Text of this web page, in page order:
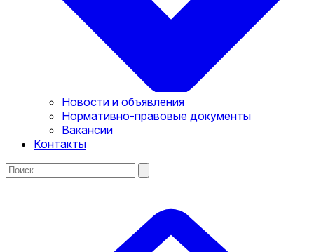
Новости и объявления
Нормативно-правовые документы
Вакансии
Контакты